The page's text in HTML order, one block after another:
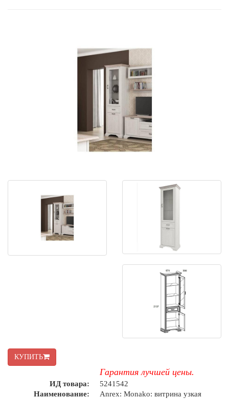
КУПИТЬ
Гарантия лучшей цены.
ИД товара:
5241542
Наименование:
Anrex: Monako: витрина узкая